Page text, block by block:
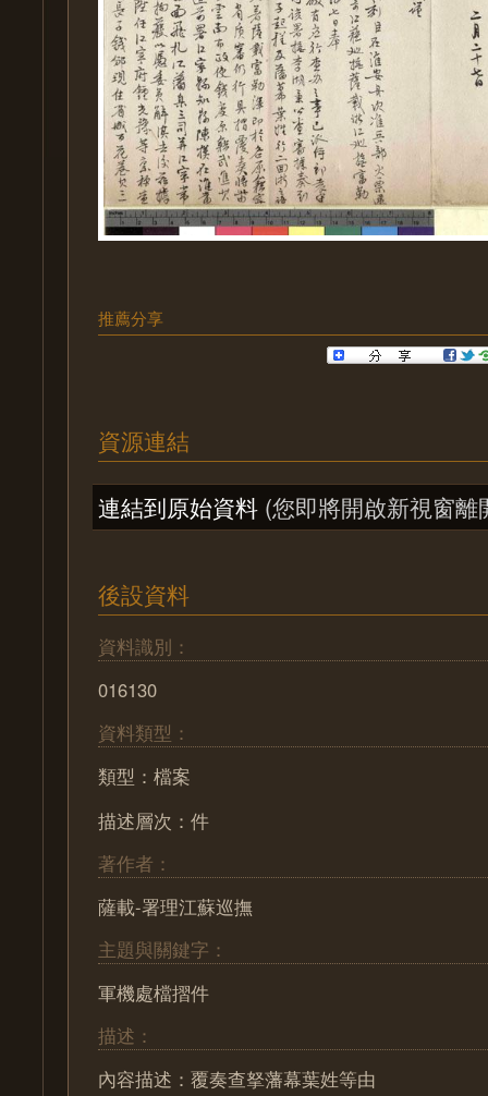
推薦分享
資源連結
連結到原始資料 (您即將開啟新視窗離
後設資料
資料識別：
016130
資料類型：
類型：檔案
描述層次：件
著作者：
薩載-署理江蘇巡撫
主題與關鍵字：
軍機處檔摺件
描述：
內容描述：覆奏查拏藩幕葉姓等由